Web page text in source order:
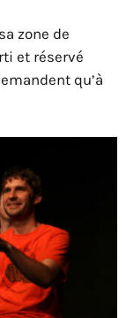
zone de
et réservé
qu’à